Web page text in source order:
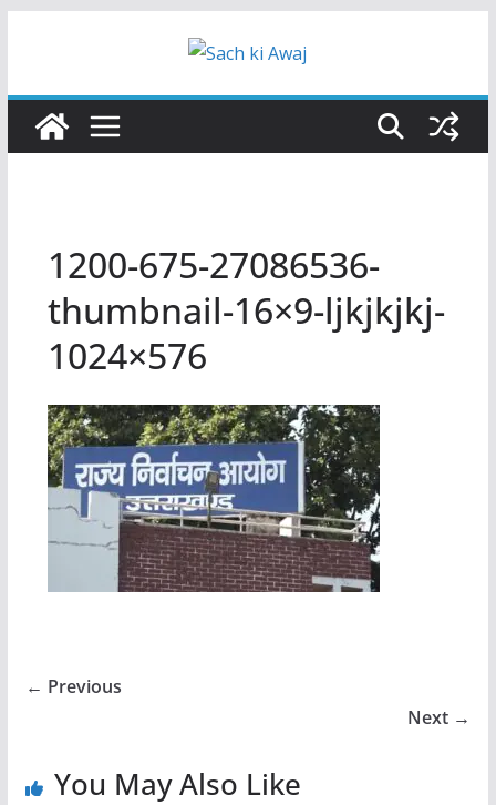
1200-675-27086536-
thumbnail-16×9-ljkjkjkj-
1024×576
← Previous
Next →
You May Also Like